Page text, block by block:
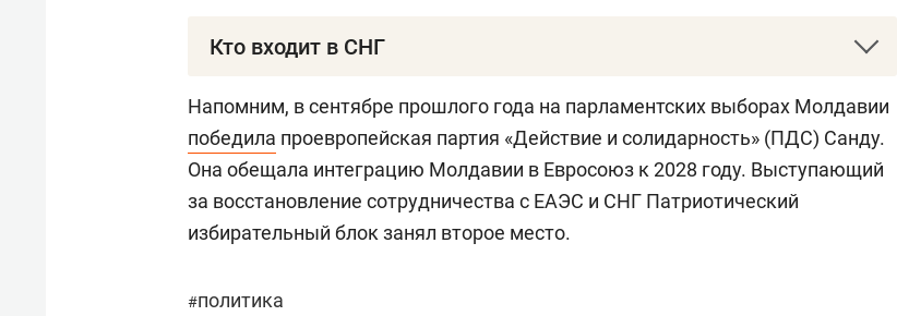
Кто входит в СНГ
СССР. Молдавия присоединилась к организации в апреле 1994 года. Сейчас,
помимо нее, в СНГ входят 8 стран: Россия, Беларусь, Казахстан, Узбекистан,
Таджикистан, Киргизия, Армения, Азербайджан. Туркменистан является
ассоциированным членом СНГ. Грузия вышла из Содружества в 2009 году,
Украина прекратила участие в 2018-м.
Напомним, в сентябре прошлого года на парламентских выборах Молдавии
победила проевропейская партия «Действие и солидарность» (ПДС) Санду.
Она обещала интеграцию Молдавии в Евросоюз к 2028 году. Выступающий
за восстановление сотрудничества с ЕАЭС и СНГ Патриотический
избирательный блок занял второе место.
#политика